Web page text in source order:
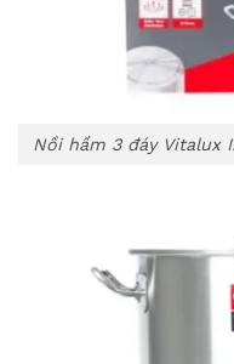
Nồi hầm 3 đáy Vitalux